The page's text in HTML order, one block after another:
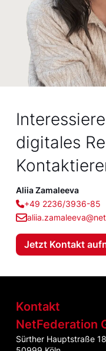
digitales
Aliia Zamaleeva
+49 2236/3936-85
Jetzt Kontakt
Kontakt
NetFederation
Sürther Hauptstraße